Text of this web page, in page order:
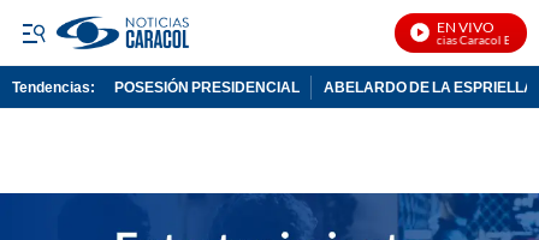
EN VIVO
Noticias Caracol En Vivo
Tendencias: POSESIÓN PRESIDENCIAL ABELARDO DE LA ESPRIELLA